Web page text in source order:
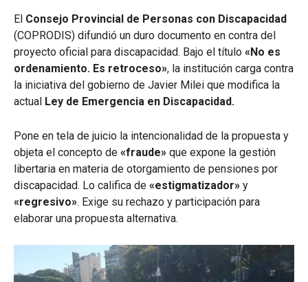
El Consejo Provincial de Personas con Discapacidad
(COPRODIS) difundió un duro documento en contra del
proyecto oficial para discapacidad. Bajo el título «No es
ordenamiento. Es retroceso», la institución carga contra
la iniciativa del gobierno de Javier Milei que modifica la
actual Ley de Emergencia en Discapacidad.
Pone en tela de juicio la intencionalidad de la propuesta y
objeta el concepto de «fraude» que expone la gestión
libertaria en materia de otorgamiento de pensiones por
discapacidad. Lo califica de «estigmatizador» y
«regresivo». Exige su rechazo y participación para
elaborar una propuesta alternativa.